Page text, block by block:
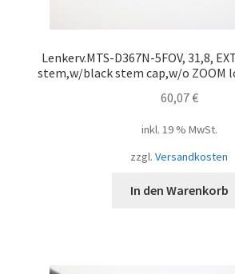
Lenkerv.MTS-D367N-5FOV, 31,8,
stem,w/black stem cap,w/o ZOOM
60,07€
inkl. 19 % MwSt.
zzgl. Versandkosten
In den Warenkorb